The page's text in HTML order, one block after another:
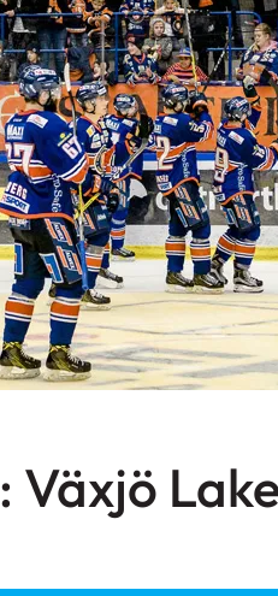
Växjö